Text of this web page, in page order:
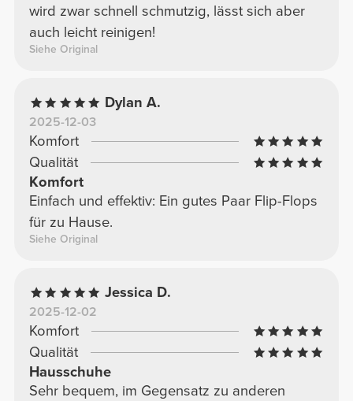
wird zwar schnell schmutzig, lässt sich aber
auch leicht reinigen!
Siehe Original
Dylan A.
2025-12-03
Komfort
Qualität
Komfort
Einfach und effektiv: Ein gutes Paar Flip-Flops
für zu Hause.
Siehe Original
Jessica D.
2025-12-02
Komfort
Qualität
Hausschuhe
Sehr bequem, im Gegensatz zu anderen